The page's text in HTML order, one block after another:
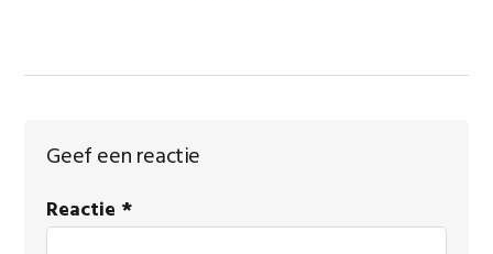
Lees
Interacties
Geef een reactie
Reactie *